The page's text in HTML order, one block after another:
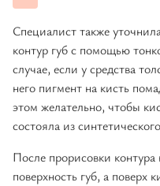
Специалист также
контур губ с помощью
случае, если у средства
него пигмент на кисть
этом желательно, чтобы
состояла из
После прорисовки
поверхность губ, а поверх